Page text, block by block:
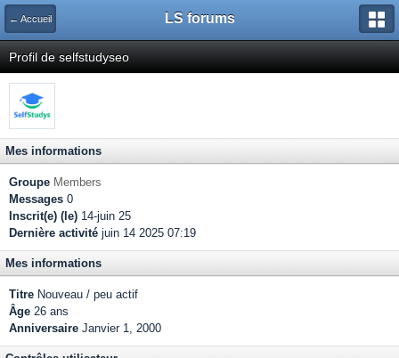
← Accueil LS forums
Profil de selfstudyseo
Mes informations
Groupe Members
Messages 0
Inscrit(e) (le) 14-juin 25
Dernière activité juin 14 2025 07:19
Mes informations
Titre Nouveau / peu actif
Âge 26 ans
Anniversaire Janvier 1, 2000